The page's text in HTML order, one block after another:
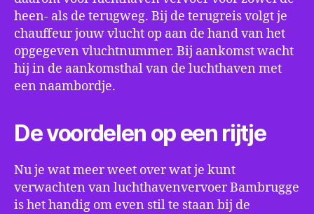
heen- als de terugweg. Bij de terugreis volgt je
chauffeur jouw vlucht op aan de hand van het
opgegeven vluchtnummer. Bij aankomst wacht
hij in de aankomsthal van de luchthaven met
een naambordje.
De voordelen op een rijtje
Nu je wat meer weet over wat je kunt
verwachten van luchthavenvervoer Bambrugge
is het handig om even stil te staan bij de